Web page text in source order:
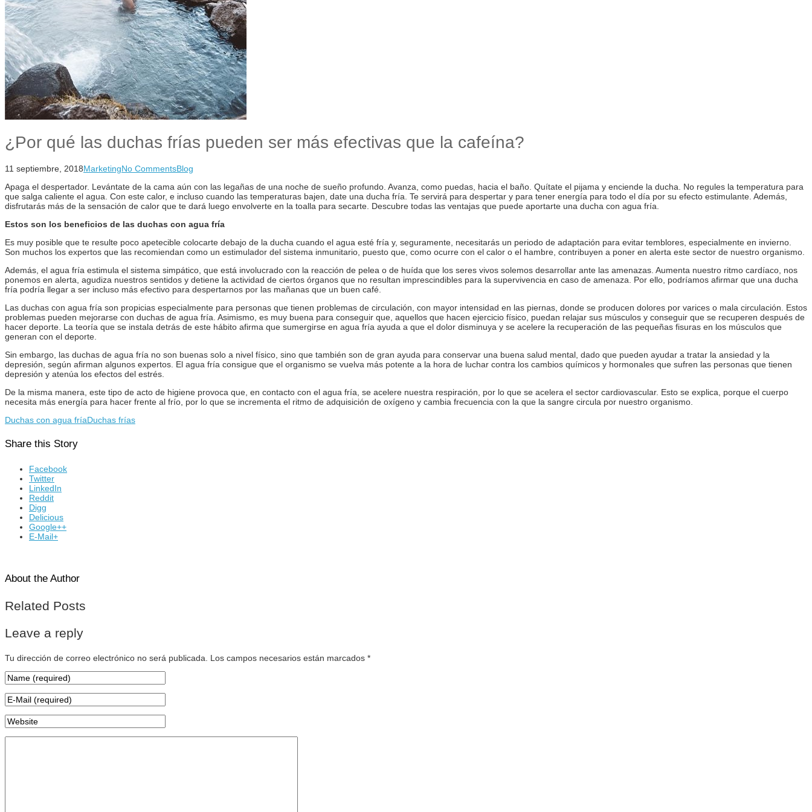
¿Por qué las duchas frías pueden ser más efectivas que la cafeína?
11 septiembre, 2018MarketingNo CommentsBlog
Apaga el despertador. Levántate de la cama aún con las legañas de una noche de sueño profundo. Avanza, como puedas, hacia el baño. Quítate el pijama y enciende la ducha. No regules la temperatura para
que salga caliente el agua. Con este calor, e incluso cuando las temperaturas bajen, date una ducha fría. Te servirá para despertar y para tener energía para todo el día por su efecto estimulante. Además,
disfrutarás más de la sensación de calor que te dará luego envolverte en la toalla para secarte. Descubre todas las ventajas que puede aportarte una ducha con agua fría.
Estos son los beneficios de las duchas con agua fría
Es muy posible que te resulte poco apetecible colocarte debajo de la ducha cuando el agua esté fría y, seguramente, necesitarás un periodo de adaptación para evitar temblores, especialmente en invierno.
Son muchos los expertos que las recomiendan como un estimulador del sistema inmunitario, puesto que, como ocurre con el calor o el hambre, contribuyen a poner en alerta este sector de nuestro organismo.
Además, el agua fría estimula el sistema simpático, que está involucrado con la reacción de pelea o de huída que los seres vivos solemos desarrollar ante las amenazas. Aumenta nuestro ritmo cardíaco, nos
ponemos en alerta, agudiza nuestros sentidos y detiene la actividad de ciertos órganos que no resultan imprescindibles para la supervivencia en caso de amenaza. Por ello, podríamos afirmar que una ducha
fría podría llegar a ser incluso más efectivo para despertarnos por las mañanas que un buen café.
Las duchas con agua fría son propicias especialmente para personas que tienen problemas de circulación, con mayor intensidad en las piernas, donde se producen dolores por varices o mala circulación. Estos
problemas pueden mejorarse con duchas de agua fría. Asimismo, es muy buena para conseguir que, aquellos que hacen ejercicio físico, puedan relajar sus músculos y conseguir que se recuperen después de
hacer deporte. La teoría que se instala detrás de este hábito afirma que sumergirse en agua fría ayuda a que el dolor disminuya y se acelere la recuperación de las pequeñas fisuras en los músculos que
generan con el deporte.
Sin embargo, las duchas de agua fría no son buenas solo a nivel físico, sino que también son de gran ayuda para conservar una buena salud mental, dado que pueden ayudar a tratar la ansiedad y la
depresión, según afirman algunos expertos. El agua fría consigue que el organismo se vuelva más potente a la hora de luchar contra los cambios químicos y hormonales que sufren las personas que tienen
depresión y atenúa los efectos del estrés.
De la misma manera, este tipo de acto de higiene provoca que, en contacto con el agua fría, se acelere nuestra respiración, por lo que se acelera el sector cardiovascular. Esto se explica, porque el cuerpo
necesita más energía para hacer frente al frío, por lo que se incrementa el ritmo de adquisición de oxígeno y cambia frecuencia con la que la sangre circula por nuestro organismo.
Duchas con agua fríaDuchas frías
Share this Story
Facebook
Twitter
LinkedIn
Reddit
Digg
Delicious
Google++
E-Mail+
About the Author
Related Posts
Leave a reply
Tu dirección de correo electrónico no será publicada. Los campos necesarios están marcados *